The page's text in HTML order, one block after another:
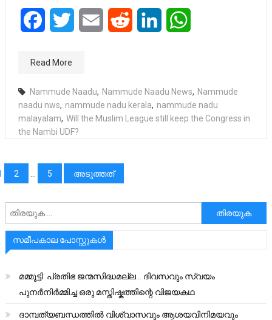
FacebookTwitter Email Reddit LinkedIn
Read More
Nammude Naadu, Nammude Naadu News, Nammude
naadu nws, nammude nadu kerala, nammude nadu
malayalam, Will the Muslim League still keep the Congress in
the Nambi UDF?
2 5 അടുത്തത്
അനേഷിക്കുക
സമീപകാല പോസ്റ്റുകൾ
മമ്മൂട്ടി: പ്രതിഭ ജന്മസിദ്ധമല്ല… ദിവസവും സ്വയം
പുനർനിർമ്മിച്ച ഒരു മസ്തിഷ്കത്തിന്റെ വിജയകഥ
ദാമ്പത്യബന്ധത്തിൽ വിശ്വാസവും ആശയവിനിമയവും